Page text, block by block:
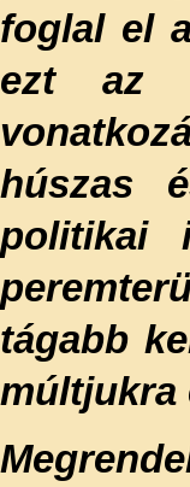
foglal el
ezt az
húszas
politikai
tágabb
múltjukra